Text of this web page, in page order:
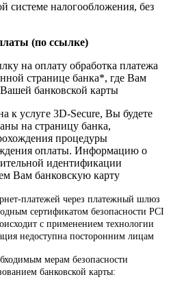
налогообложения, без
(по ссылке)
на оплату обработка платежа
странице банка*, где Вам
банковской карты
к услуге 3D-Secure, Вы будете
на страницу банка,
процедуры
оплаты. Информацию о
идентификации
Вам банковскую карту
платежей через платежный шлюз
сертификатом безопасности PCI
с применением технологии
недоступна посторонним лицам
мерам безопасности
банковской карты: